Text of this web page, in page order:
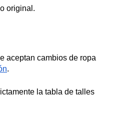
original.
aceptan cambios de ropa
.